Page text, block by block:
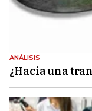
ANÁLISIS
¿Hacia una